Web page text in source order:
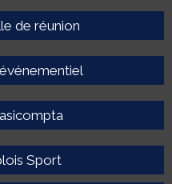
de réunion
Sport